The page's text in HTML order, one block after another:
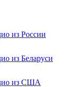
из России
из Беларуси
из США